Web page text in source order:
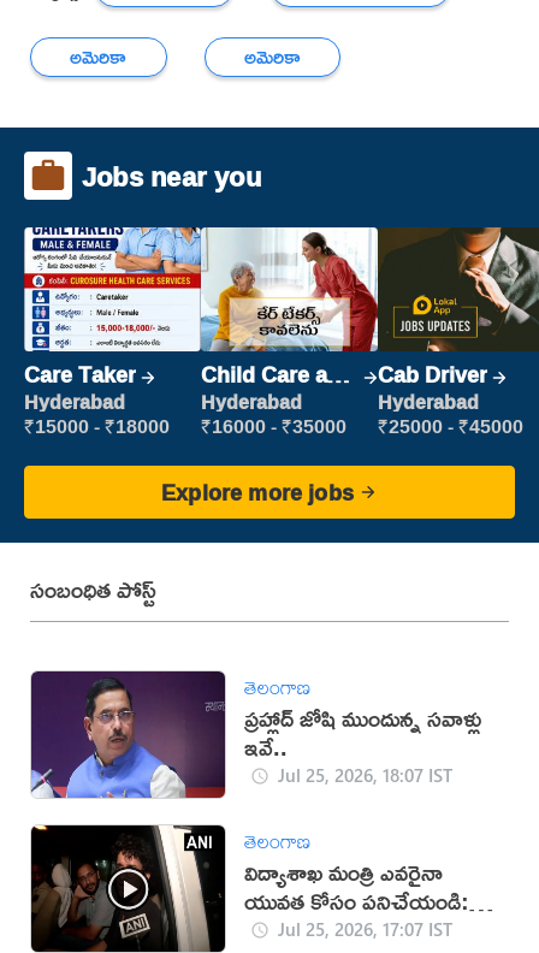
అమెరికా
అమెరికా
Jobs near you
Care Taker
Hyderabad
₹15000 - ₹18000
Child Care and
Patient care
Hyderabad
₹16000 - ₹35000
Cab Driver
Hyderabad
₹25000 - ₹45000
Explore more jobs
సంబంధిత పోస్ట్
తెలంగాణ
ప్రహ్లాద్ జోషి ముందున్న సవాళ్లు
ఇవే..
Jul 25, 2026, 18:07 IST
తెలంగాణ
విద్యాశాఖ మంత్రి ఎవరైనా
యువత కోసం పనిచేయండి:
సీజేపీJul 25, 2026, 17:07 IST